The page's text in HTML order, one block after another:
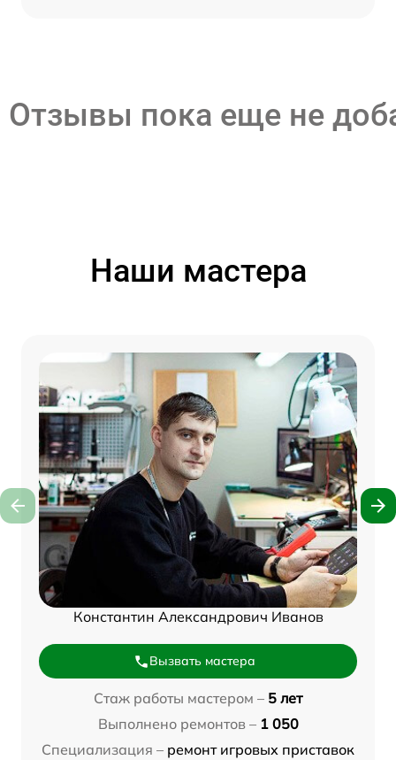
Отзывы пока еще не
Наши мастера
Константин Александрович Иванов
Вызвать мастера
Стаж работы мастером – 5 лет
Выполнено ремонтов – 1 050
Специализация – ремонт игровых приставок